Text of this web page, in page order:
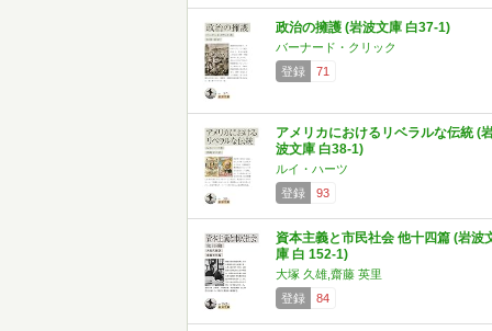
政治の擁護 (岩波文庫 白37-1)
バーナード・クリック
登録
71
アメリカにおけるリベラルな伝統 (
波文庫 白38-1)
ルイ・ハーツ
登録
93
資本主義と市民社会 他十四篇 (岩波
庫 白 152-1)
大塚 久雄,齋藤 英里
登録
84